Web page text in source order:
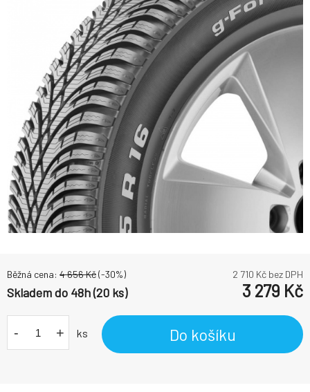
Běžná cena: 4 656Kč(-30%) 2 710 Kč bez DPH
Skladem do 48h (20 ks) 3 279 Kč
- + ks Do košíku